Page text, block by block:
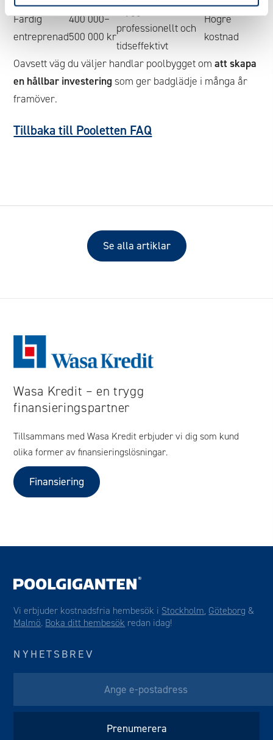
Färdig
entreprenad
400 000–
500 000 kr
Tryggt,
professionellt och
tidseffektivt
Högre
kostnad
Oavsett väg du väljer handlar poolbygget omatt skapa
en hållbar investeringsom ger badglädje i många år
framöver.
Tillbaka till Pooletten FAQ
Se alla artiklar
Wasa Kredit – en trygg
finansieringspartner
Tillsammans med Wasa Kredit erbjuder vi dig som kund
olika former av finansieringslösningar.
Finansiering
Vi erbjuder kostnadsfria hembesök i Stockholm, Göteborg &
Malmö. Boka ditt hembesök redan idag!
NYHETSBREV